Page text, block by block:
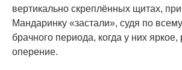
вертикально скреплённых щитах,
Мандаринку «застали», судя по
брачного периода, когда у них яркое,
оперение.